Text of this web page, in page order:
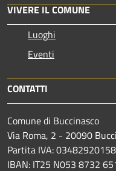
VIVERE IL COMUNE
Luoghi
Eventi
CONTATTI
Comune di Buccinasco
Via Roma, 2 - 20090
Partita IVA: 03482920158
IBAN: IT25 N053 8732